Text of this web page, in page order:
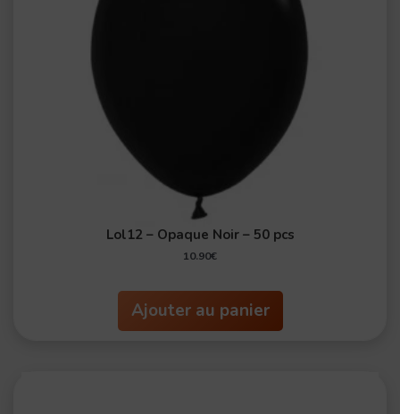
Lol12 – Opaque Noir – 50 pcs
10.90€
Ajouter au panier